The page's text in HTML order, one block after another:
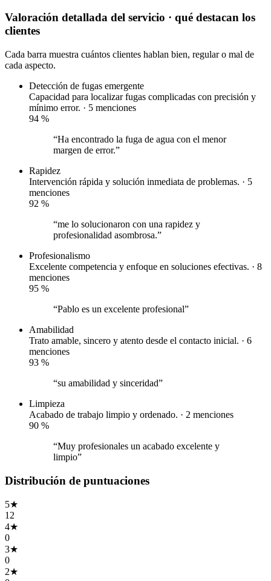
Valoración detallada del servicio · qué destacan los
clientes
Cada barra muestra cuántos clientes hablan bien, regular o mal de
cada aspecto.
Detección de fugas emergente
Capacidad para localizar fugas complicadas con precisión y
mínimo error. · 5 menciones
94 %
“Ha encontrado la fuga de agua con el menor
margen de error.”
Rapidez
Intervención rápida y solución inmediata de problemas. · 5
menciones
92 %
“me lo solucionaron con una rapidez y
profesionalidad asombrosa.”
Profesionalismo
Excelente competencia y enfoque en soluciones efectivas. · 8
menciones
95 %
“Pablo es un excelente profesional”
Amabilidad
Trato amable, sincero y atento desde el contacto inicial. · 6
menciones
93 %
“su amabilidad y sinceridad”
Limpieza
Acabado de trabajo limpio y ordenado. · 2 menciones
90 %
“Muy profesionales un acabado excelente y
limpio”
Distribución de puntuaciones
5★
12
4★
0
3★
0
2★